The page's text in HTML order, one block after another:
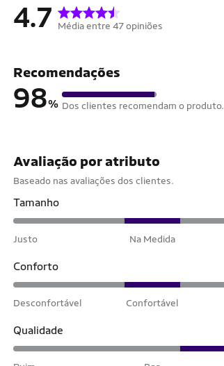
4.7 Média entre 47 opiniões
Recomendações
98% Dos clientes recomendam o produto.
Avaliação por atributo
Baseado nas avaliações dos clientes.
Tamanho
Justo Na Medida
Conforto
Desconfortável Confortável
Qualidade